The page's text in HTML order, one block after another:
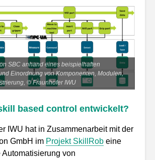
SBC anhand eines beispielhaften
Einordnung von Komponenten, Modulen,
© Fraunhofer IWU
based control entwickelt?
IWU hat in Zusammenarbeit mit der
GmbH im Projekt SkillRob eine
Automatisierung von